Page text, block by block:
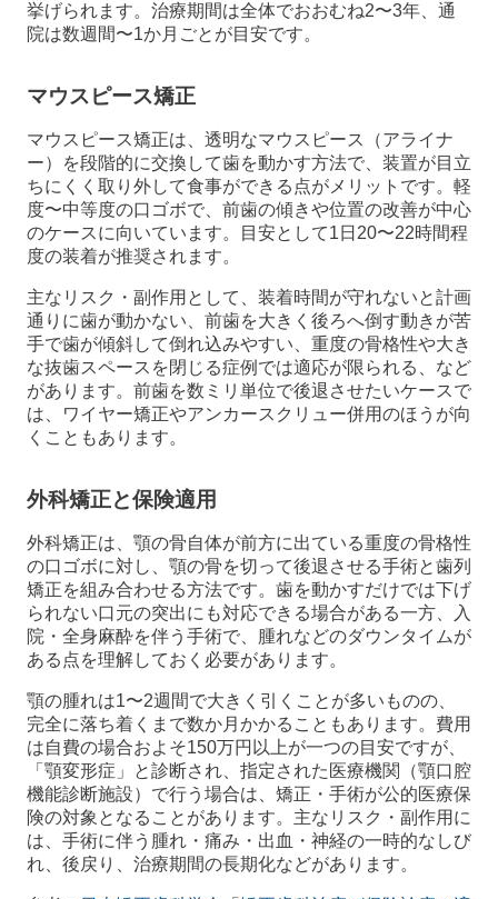
挙げられます。治療期間は全体でおおむね2〜3年、通
院は数週間〜1か月ごとが目安です。
マウスピース矯正
マウスピース矯正は、透明なマウスピース（アライナ
ー）を段階的に交換して歯を動かす方法で、装置が目立
ちにくく取り外して食事ができる点がメリットです。軽
度〜中等度の口ゴボで、前歯の傾きや位置の改善が中心
のケースに向いています。目安として1日20〜22時間程
度の装着が推奨されます。
主なリスク・副作用として、装着時間が守れないと計画
通りに歯が動かない、前歯を大きく後ろへ倒す動きが苦
手で歯が傾斜して倒れ込みやすい、重度の骨格性や大き
な抜歯スペースを閉じる症例では適応が限られる、など
があります。前歯を数ミリ単位で後退させたいケースで
は、ワイヤー矯正やアンカースクリュー併用のほうが向
くこともあります。
外科矯正と保険適用
外科矯正は、顎の骨自体が前方に出ている重度の骨格性
の口ゴボに対し、顎の骨を切って後退させる手術と歯列
矯正を組み合わせる方法です。歯を動かすだけでは下げ
られない口元の突出にも対応できる場合がある一方、入
院・全身麻酔を伴う手術で、腫れなどのダウンタイムが
ある点を理解しておく必要があります。
顎の腫れは1〜2週間で大きく引くことが多いものの、
完全に落ち着くまで数か月かかることもあります。費用
は自費の場合およそ150万円以上が一つの目安ですが、
「顎変形症」と診断され、指定された医療機関（顎口腔
機能診断施設）で行う場合は、矯正・手術が公的医療保
険の対象となることがあります。主なリスク・副作用に
は、手術に伴う腫れ・痛み・出血・神経の一時的なしび
れ、後戻り、治療期間の長期化などがあります。